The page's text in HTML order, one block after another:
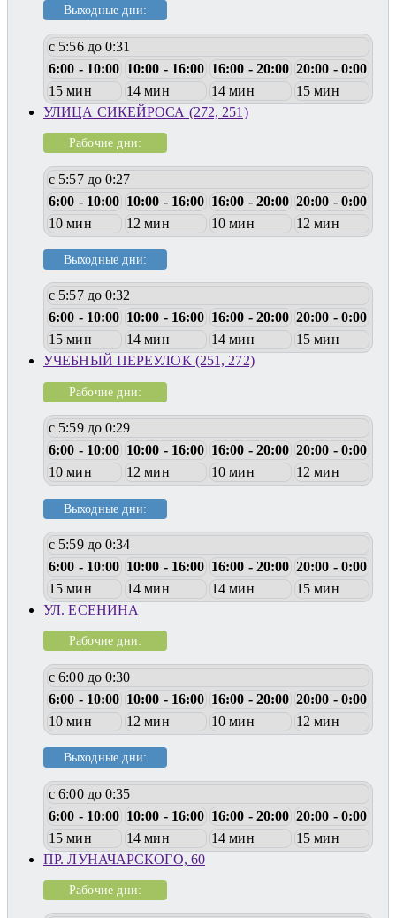
Выходные дни:
с 5:56 до 0:31
6:00 - 10:00 10:00 - 16:00 16:00 - 20:00 20:00 - 0:00
15 мин
14 мин 14 мин
15 мин
УЛИЦА СИКЕЙРОСА (272, 251)
Рабочие дни:
с 5:57 до 0:27
6:00 - 10:00 10:00 - 16:00 16:00 - 20:00 20:00 - 0:00
10 мин
12 мин 10 мин 12 мин
Выходные дни:
с 5:57 до 0:32
6:00 - 10:00 10:00 - 16:00 16:00 - 20:00 20:00 - 0:00
15 мин
14 мин 14 мин
15 мин
УЧЕБНЫЙ ПЕРЕУЛОК (251, 272)
Рабочие дни:
с 5:59 до 0:29
6:00 - 10:00 10:00 - 16:00 16:00 - 20:00 20:00 - 0:00
10 мин
12 мин 10 мин 12 мин
Выходные дни:
с 5:59 до 0:34
6:00 - 10:00 10:00 - 16:00 16:00 - 20:00 20:00 - 0:00
15 мин
14 мин 14 мин
15 мин
УЛ. ЕСЕНИНА
Рабочие дни:
с 6:00 до 0:30
6:00 - 10:00 10:00 - 16:00 16:00 - 20:00 20:00 - 0:00
10 мин
12 мин 10 мин 12 мин
Выходные дни:
с 6:00 до 0:35
6:00 - 10:00 10:00 - 16:00 16:00 - 20:00 20:00 - 0:00
15 мин
14 мин 14 мин
15 мин
ПР. ЛУНАЧАРСКОГО, 60
Рабочие дни: